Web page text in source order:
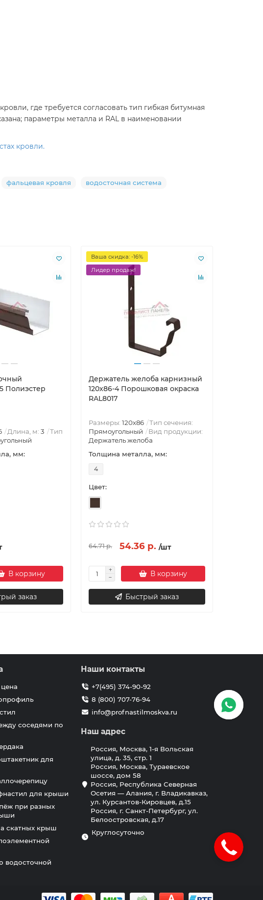
где требуется согласовать тип гибкая битумная
параметры металла и RAL в наименовании
кровли.
фальцевая кровля водосточная система
Полиэстер
Длина, м: 3
Тип
мм:
В корзину
заказ
Ваша скидка: -16%
Лидер продаж!
Держатель желоба карнизный
120х86-4 Порошковая окраска
RAL8017
Размеры: 120х86
Тип сечения:
Прямоугольный
Вид продукции:
Держатель желоба
Толщина металла, мм:
4
Цвет:
64.71 р. 54.36 р. /шт
В корзину
Быстрый заказ
соседями по
для
для крыши
при разных
скатных крыш
водосточной
Наши контакты
+7(495) 374-90-92
8 (800) 707-76-94
info@profnastilmoskva.ru
Наш адрес
Россия, Москва, 1-я Вольская
улица, д. 35, стр. 1
Россия, Москва, Тураевское
шоссе, дом 58
Россия, Республика Северная
Осетия — Алания, г. Владикавказ,
ул. Курсантов-Кировцев, д.15
Россия, г. Санкт-Петербург, ул.
Белоостровская, д.17
Круглосуточно